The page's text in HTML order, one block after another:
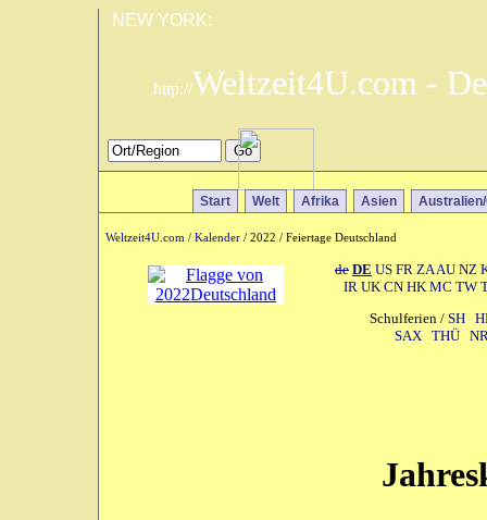
NEW YORK:
http://Weltzeit4U.com -
Start Welt Afrika Asien
Weltzeit4U.com / Kalender / 2022 / Feiertage Deutschland
de DE US FR ZAAU NZ
IR UK CN HK MC TW
Schulferien / SH
SAX THÜ